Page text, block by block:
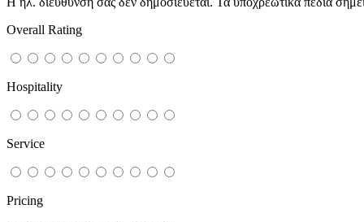
Overall Rating
Hospitality
Service
Pricing